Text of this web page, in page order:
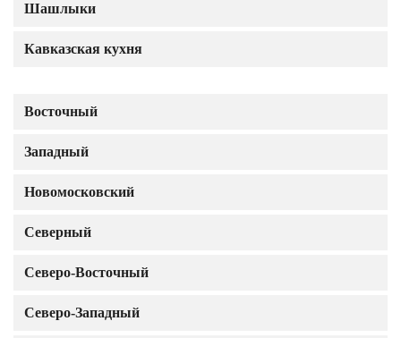
Шашлыки
Кавказская кухня
Восточный
Западный
Новомосковский
Северный
Северо-Восточный
Северо-Западный